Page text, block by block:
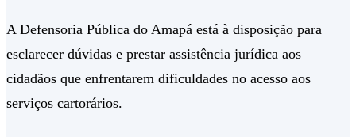
A Defensoria Pública do Amapá está à disposição para
esclarecer dúvidas e prestar assistência jurídica aos
cidadãos que enfrentarem dificuldades no acesso aos
serviços cartorários.